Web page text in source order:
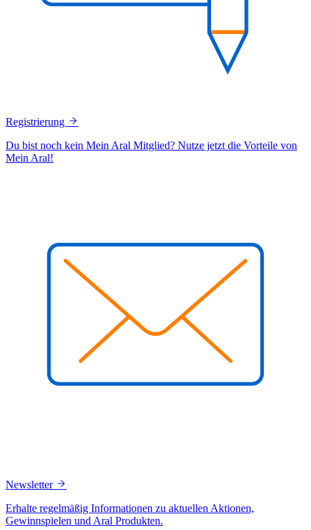
Registrierung
Du bist noch kein Mein Aral Mitglied? Nutze jetzt die Vorteile von
Mein Aral!
Newsletter
Erhalte regelmäßig Informationen zu aktuellen Aktionen,
Gewinnspielen und Aral Produkten.